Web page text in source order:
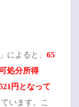
によると、 65
処分所得
円となって
います。こ